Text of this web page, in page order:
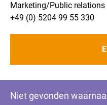
Marketing/Public relations
+49 (0) 5204 99 55 330
Niet gevonden